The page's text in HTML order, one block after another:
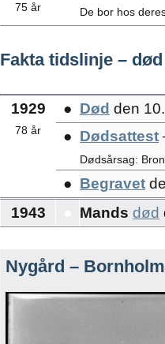
75 år De bor hos
Fakta tidslinje – død
1929
78 år
● Død den
● Dødsattest
Dødsårsag:
● Begravet
1943
Mands død
Nygård –